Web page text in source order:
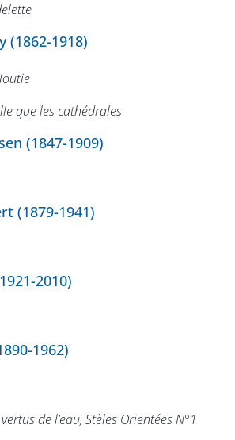
(1862-1918)
que les cathédrales
(1847-1909)
(1879-1941)
2010)
1962)
de l’eau, Stèles Orientées N°1